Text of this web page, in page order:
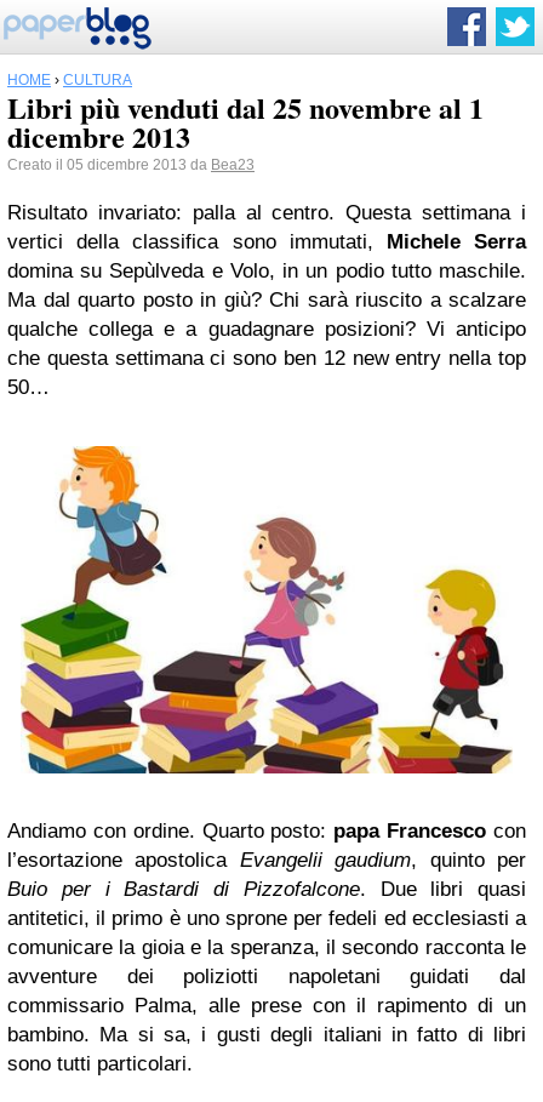
HOME › CULTURA
Libri più venduti dal 25 novembre al 1
dicembre 2013
Creato il 05 dicembre 2013 da Bea23
Risultato invariato: palla al centro. Questa settimana i
vertici della classifica sono immutati, Michele Serra
domina su Sepùlveda e Volo, in un podio tutto maschile.
Ma dal quarto posto in giù? Chi sarà riuscito a scalzare
qualche collega e a guadagnare posizioni? Vi anticipo
che questa settimana ci sono ben 12 new entry nella top
50…
Andiamo con ordine. Quarto posto: papa Francesco con
l’esortazione apostolica Evangelii gaudium, quinto per
Buio per i Bastardi di Pizzofalcone. Due libri quasi
antitetici, il primo è uno sprone per fedeli ed ecclesiasti a
comunicare la gioia e la speranza, il secondo racconta le
avventure dei poliziotti napoletani guidati dal
commissario Palma, alle prese con il rapimento di un
bambino. Ma si sa, i gusti degli italiani in fatto di libri
sono tutti particolari.